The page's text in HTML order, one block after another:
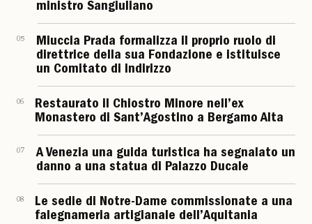
ministro Sangiuliano
05
Miuccia Prada formalizza il proprio ruolo di
direttrice della sua Fondazione e istituisce
un Comitato di indirizzo
06
Restaurato il Chiostro Minore nell’ex
Monastero di Sant’Agostino a Bergamo Alta
07
A Venezia una guida turistica ha segnalato un
danno a una statua di Palazzo Ducale
08
Le sedie di Notre-Dame commissionate a una
falegnameria artigianale dell’Aquitania